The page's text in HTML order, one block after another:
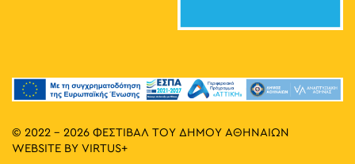
© 2022 - 2026 ΦΕΣΤΙΒΑΛ ΤΟΥ ΔΗΜΟΥ ΑΘΗΝΑΙΩΝ
WEBSITE BY VIRTUS+